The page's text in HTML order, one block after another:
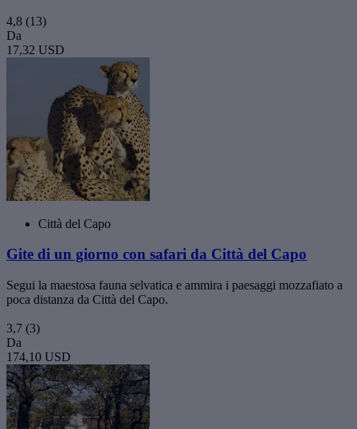
4,8 (13)
Da
17,32 USD
Città del Capo
Gite di un giorno con safari da Città del Capo
Segui la maestosa fauna selvatica e ammira i paesaggi mozzafiato a
poca distanza da Città del Capo.
3,7 (3)
Da
174,10 USD